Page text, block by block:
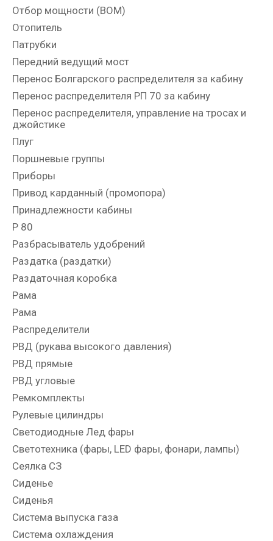
Отбор мощности (ВОМ)
Отопитель
Патрубки
Передний ведущий мост
Перенос Болгарского распределителя за кабину
Перенос распределителя РП 70 за кабину
Перенос распределителя, управление на тросах и
джойстике
Плуг
Поршневые группы
Приборы
Привод карданный (промопора)
Принадлежности кабины
Р 80
Разбрасыватель удобрений
Раздатка (раздатки)
Раздаточная коробка
Рама
Рама
Распределители
РВД (рукава высокого давления)
РВД прямые
РВД угловые
Ремкомплекты
Рулевые цилиндры
Светодиодные Лед фары
Светотехника (фары, LED фары, фонари, лампы)
Сеялка СЗ
Сиденье
Сиденья
Система выпуска газа
Система охлаждения